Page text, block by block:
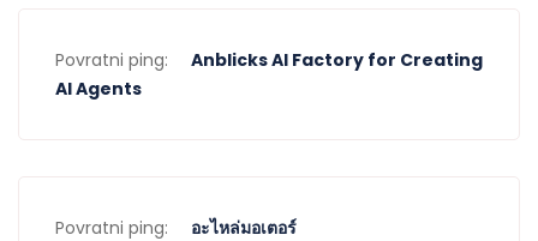
Povratni ping:
Anblicks AI Factory for Creating
AI Agents
Povratni ping: อะไหล่มอเตอร์